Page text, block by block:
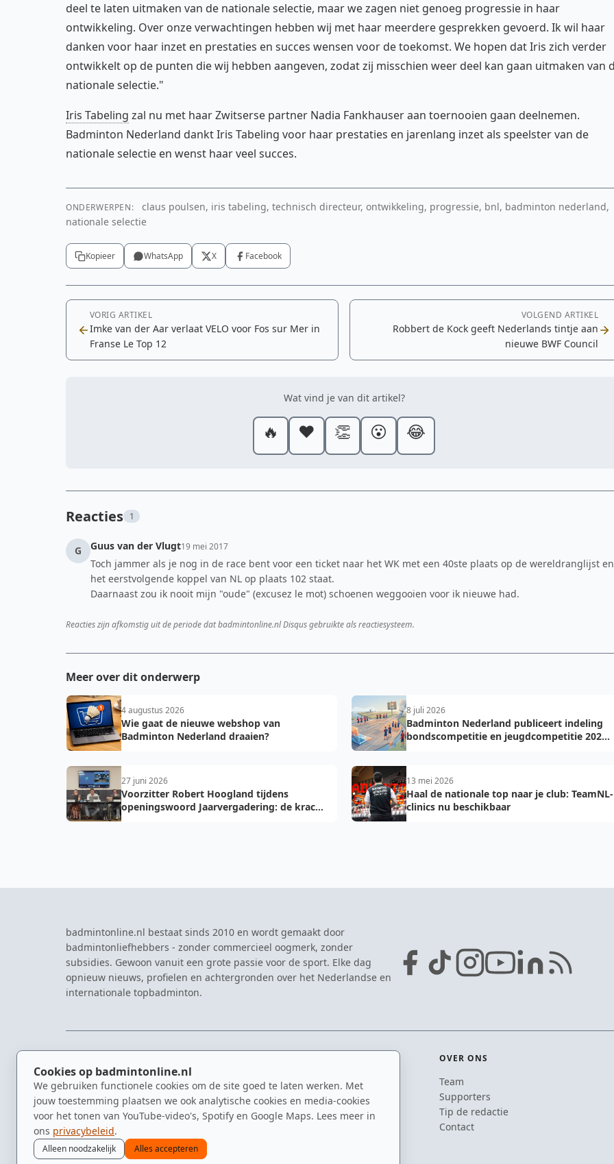
Cookies op badmintonline.nl
We gebruiken functionele cookies om de site goed te laten werken. Met
jouw toestemming plaatsen we ook analytische cookies en media-cookies
voor het tonen van YouTube-video's, Spotify en Google Maps. Lees meer in
ons privacybeleid.
Alleen noodzakelijk
Alles accepteren
deel te laten uitmaken van de nationale selectie, maar we zagen niet genoeg progressie in haar
ontwikkeling. Over onze verwachtingen hebben wij met haar meerdere gesprekken gevoerd. Ik wil haar
danken voor haar inzet en prestaties en succes wensen voor de toekomst. We hopen dat Iris zich verder
ontwikkelt op de punten die wij hebben aangeven, zodat zij misschien weer deel kan gaan uitmaken van
nationale selectie."
Iris Tabeling zal nu met haar Zwitserse partner Nadia Fankhauser aan toernooien gaan deelnemen.
Badminton Nederland dankt Iris Tabeling voor haar prestaties en jarenlang inzet als speelster van de
nationale selectie en wenst haar veel succes.
ONDERWERPEN:
claus poulsen, iris tabeling, technisch directeur, ontwikkeling, progressie, bnl, badminton nederland,
nationale selectie
Kopieer WhatsApp X Facebook
VORIG ARTIKEL
Imke van der Aar verlaat VELO voor Fos sur Mer in
Franse Le Top 12
VOLGEND ARTIKEL
Robbert de Kock geeft Nederlands tintje aan
nieuwe BWF Council
Wat vind je van dit artikel?
🔥 ❤️ 👏 😮 😂
Reacties 1
G Guus van der Vlugt19 mei 2017
Toch jammer als je nog in de race bent voor een ticket naar het WK met een 40ste plaats op de wereldranglijst en
het eerstvolgende koppel van NL op plaats 102 staat.
Daarnaast zou ik nooit mijn "oude" (excusez le mot) schoenen weggooien voor ik nieuwe had.
Reacties zijn afkomstig uit de periode dat badmintonline.nl Disqus gebruikte als reactiesysteem.
Meer over dit onderwerp
4 augustus 2026
Wie gaat de nieuwe webshop van
Badminton Nederland draaien?
8 juli 2026
Badminton Nederland publiceert indeling
bondscompetitie en jeugdcompetitie 2026-
27 juni 2026
Voorzitter Robert Hoogland tijdens
openingswoord Jaarvergadering: de kracht
13 mei 2026
Haal de nationale top naar je club: TeamNL-
clinics nu beschikbaar
badmintonline.nl bestaat sinds 2010 en wordt gemaakt door
badmintonliefhebbers - zonder commercieel oogmerk, zonder
subsidies. Gewoon vanuit een grote passie voor de sport. Elke dag
opnieuw nieuws, profielen en achtergronden over het Nederlandse en
internationale topbadminton.
Nieuws
Kennisbank
Spelers
Clubs
Video's
Eredivisie
NK Badminton
Dutch Open
Zomerbadminton
OVER ONS
Team
Supporters
Tip de redactie
Contact